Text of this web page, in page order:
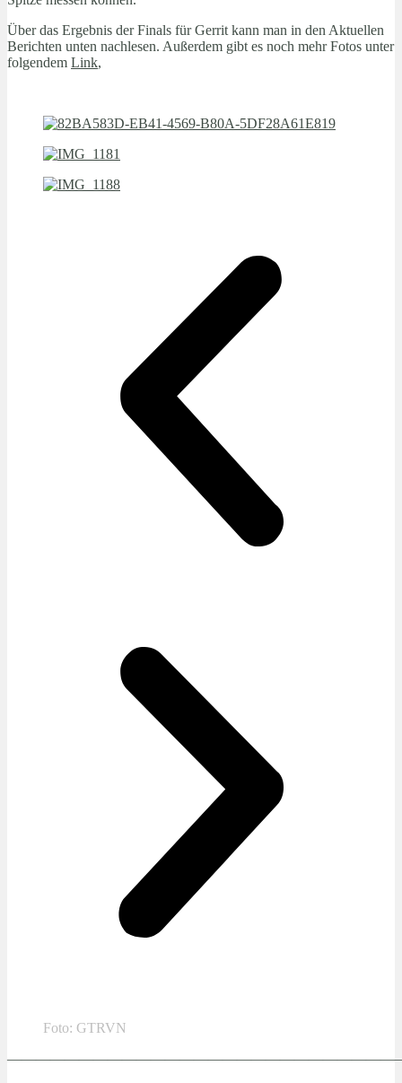
Über das Ergebnis der Finals für Gerrit kann man in den Aktuellen
Berichten unten nachlesen. Außerdem gibt es noch mehr Fotos unter
folgendem Link,
Foto: GTRVN